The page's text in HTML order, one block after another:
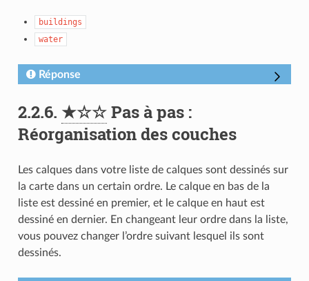
buildings
water
Réponse
2.2.6. ★☆☆Pas à pas :
Réorganisation des couches
Les calques dans votre liste de calques sont dessinés sur
la carte dans un certain ordre. Le calque en bas de la
liste est dessiné en premier, et le calque en haut est
dessiné en dernier. En changeant leur ordre dans la liste,
vous pouvez changer l’ordre suivant lesquel ils sont
dessinés.